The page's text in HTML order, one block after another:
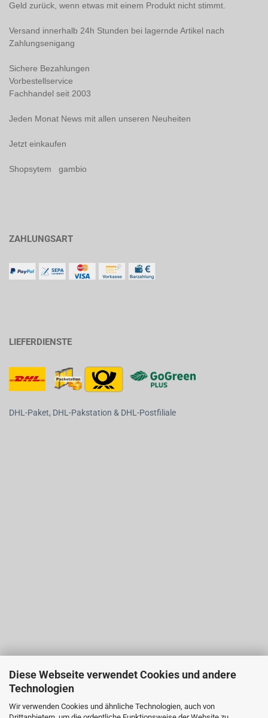
Diese Webseite verwendet Cookies und andere
Technologien
Wir verwenden Cookies und ähnliche Technologien, auch von
Geld zurück, wenn etwas mit einem Produkt nicht stimmt.
Versand innerhalb 24h Stunden bei lagernde Artikel nach
Zahlungsenigang
Sichere Bezahlungen
Vorbestellservice
Fachhandel seit 2003
Jeden Monat News mit allen unseren Neuheiten
Jetzt einkaufen
Shopsytem gambio
ZAHLUNGSART
LIEFERDIENSTE
DHL-Paket, DHL-Pakstation & DHL-Postfiliale